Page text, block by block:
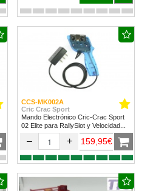
CCS-MK002A
Cric Crac Sport
Mando Electrónico Cric-Crac Sport
02 Elite para RallySlot y Velocidad
1/32 & 1/24
– + 159,95€